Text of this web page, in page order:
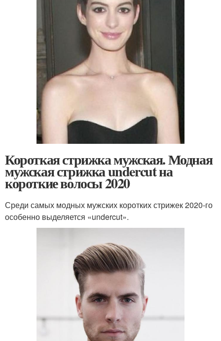
Короткая стрижка мужская. Модная
мужская стрижка undercut на
короткие волосы 2020
Среди самых модных мужских коротких стрижек 2020-го
особенно выделяется «undercut».